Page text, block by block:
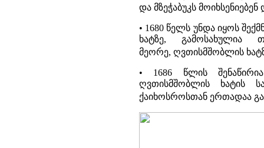
და მზეჭაბუკს
• 1680 წელს უნდა იყოს
ხატზე, გამოსახულია
მეორე, ღვთისმშობლის
• 1686 წლის
ღვთისმშობლის ხატის
ქაიხოსროსთან ერთადაა